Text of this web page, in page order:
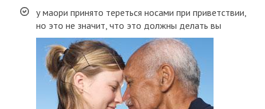
у маори принято тереться носами при приветствии,
но это не значит, что это должны делать вы